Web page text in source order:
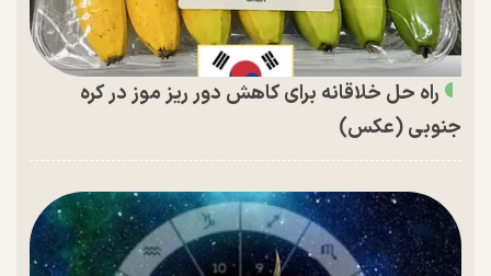
راه حل خلاقانه برای کاهش دور ریز موز در کره
جنوبی (عکس)